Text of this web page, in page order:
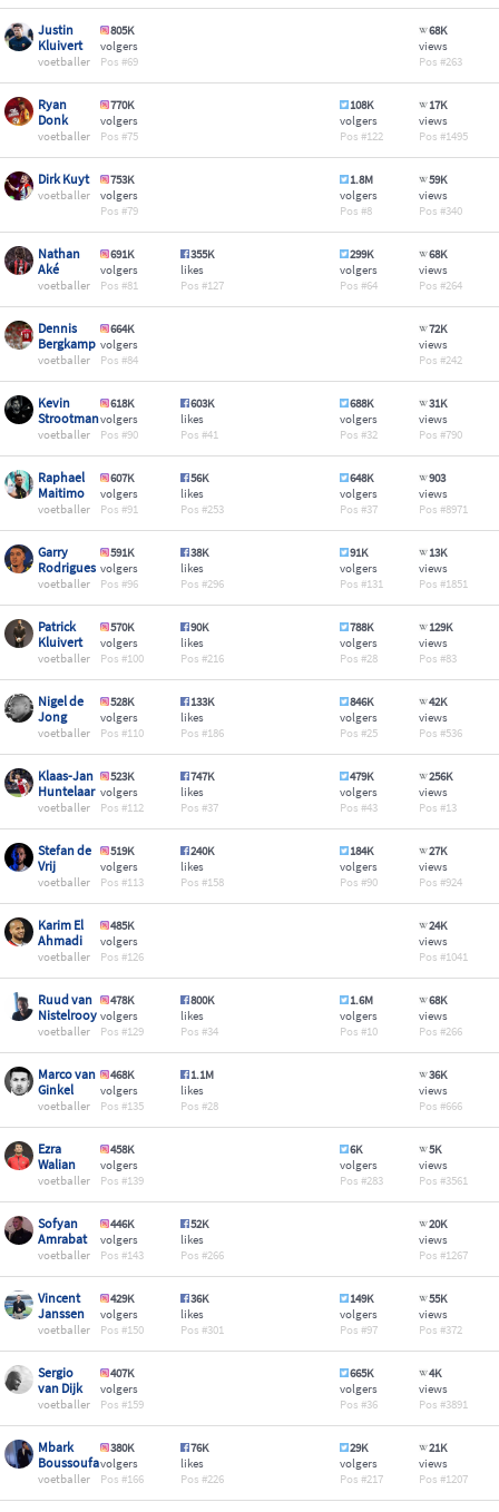
Justin
Kluivert
voetballer
805K
volgers
69
68K
views
263
Ryan
Donk
voetballer
770K
volgers
75
108K
volgers
122
17K
views
1495
Dirk Kuyt
voetballer
753K
volgers
79
1.8M
volgers
8
59K
views
340
Nathan
Aké
voetballer
691K
volgers
81
355K
likes
127
299K
volgers
64
68K
views
264
Dennis
Bergkamp
voetballer
664K
volgers
84
72K
views
242
Kevin
Strootman
voetballer
618K
volgers
90
603K
likes
41
688K
volgers
32
31K
views
790
Raphael
Maitimo
voetballer
607K
volgers
91
56K
likes
253
648K
volgers
37
903
views
8971
Garry
Rodrigues
voetballer
591K
volgers
96
38K
likes
296
91K
volgers
131
13K
views
1851
Patrick
Kluivert
voetballer
570K
volgers
100
90K
likes
216
788K
volgers
28
129K
views
83
Nigel de
Jong
voetballer
528K
volgers
110
133K
likes
186
846K
volgers
25
42K
views
536
Klaas-Jan
Huntelaar
voetballer
523K
volgers
112
747K
likes
37
479K
volgers
43
256K
views
13
Stefan de
Vrij
voetballer
519K
volgers
113
240K
likes
158
184K
volgers
90
27K
views
924
Karim El
Ahmadi
voetballer
485K
volgers
126
24K
views
1041
Ruud van
Nistelrooy
voetballer
478K
volgers
129
800K
likes
34
1.6M
volgers
10
68K
views
266
Marco van
Ginkel
voetballer
468K
volgers
135
1.1M
likes
28
36K
views
666
Ezra
Walian
voetballer
458K
volgers
139
6K
volgers
283
5K
views
3561
Sofyan
Amrabat
voetballer
446K
volgers
143
52K
likes
266
20K
views
1267
Vincent
Janssen
voetballer
429K
volgers
150
36K
likes
301
149K
volgers
97
55K
views
372
Sergio
van Dijk
voetballer
407K
volgers
159
665K
volgers
36
4K
views
3891
Mbark
Boussoufa
voetballer
380K
volgers
166
76K
likes
226
29K
volgers
217
21K
views
1207